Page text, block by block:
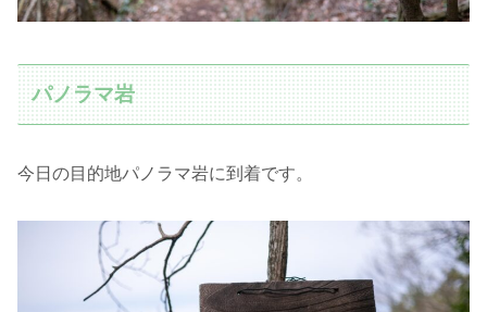
パノラマ岩
今日の目的地パノラマ岩に到着です。